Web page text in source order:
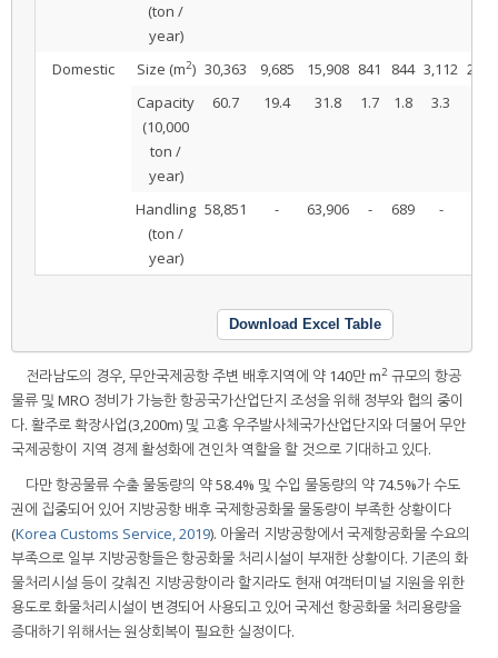
(ton /
year)
Domestic Size (m2) 30,363 9,685 15,908 841 844 3,112
Capacity
(10,000
ton /
year)
60.7 19.4 31.8 1.7 1.8 3.3
Handling
(ton /
year)
58,851 - 63,906 - 689 -
Download Excel Table
전라남도의 경우, 무안국제공항 주변 배후지역에 약 140만 m2 규모의 항공
물류 및 MRO 정비가 가능한 항공국가산업단지 조성을 위해 정부와 협의 중이
다. 활주로 확장사업(3,200m) 및 고흥 우주발사체국가산업단지와 더불어 무안
국제공항이 지역 경제 활성화에 견인차 역할을 할 것으로 기대하고 있다.
다만 항공물류 수출 물동량의 약 58.4% 및 수입 물동량의 약 74.5%가 수도
권에 집중되어 있어 지방공항 배후 국제항공화물 물동량이 부족한 상황이다
(Korea Customs Service, 2019). 아울러 지방공항에서 국제항공화물 수요의
부족으로 일부 지방공항들은 항공화물 처리시설이 부재한 상황이다. 기존의 화
물처리시설 등이 갖춰진 지방공항이라 할지라도 현재 여객터미널 지원을 위한
용도로 화물처리시설이 변경되어 사용되고 있어 국제선 항공화물 처리용량을
증대하기 위해서는 원상회복이 필요한 실정이다.